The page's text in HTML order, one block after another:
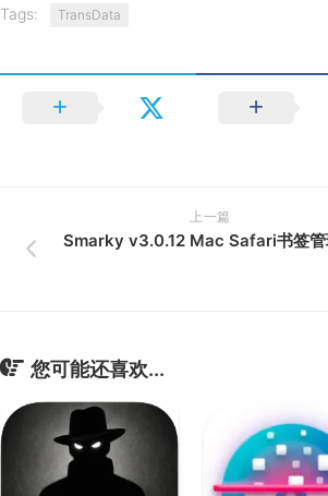
Tags: TransData
上一篇
Smarky v3.0.12 Mac Safari书签管
您可能还喜欢...